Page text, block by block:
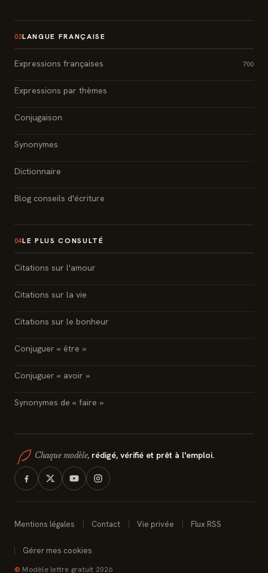
03LANGUE FRANÇAISE
Expressions françaises 700
Expressions par thèmes
Conjugaison
Synonymes
Dictionnaire
Blog conseils d'écriture
04LE PLUS CONSULTÉ
Citations sur l'amour
Citations sur la vie
Citations sur le bonheur
Conjuguer « être »
Conjuguer « avoir »
Synonymes de « faire »
Chaque modèle, rédigé, vérifié et prêt à l'emploi.
Mentions légales Contact Vie privée Flux RSS
Gérer mes cookies
© Modèle lettre gratuit 2026